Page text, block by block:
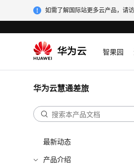
如需了解国际站更多云产品，请访
智果园
华为云慧通差旅
最新动态
产品介绍